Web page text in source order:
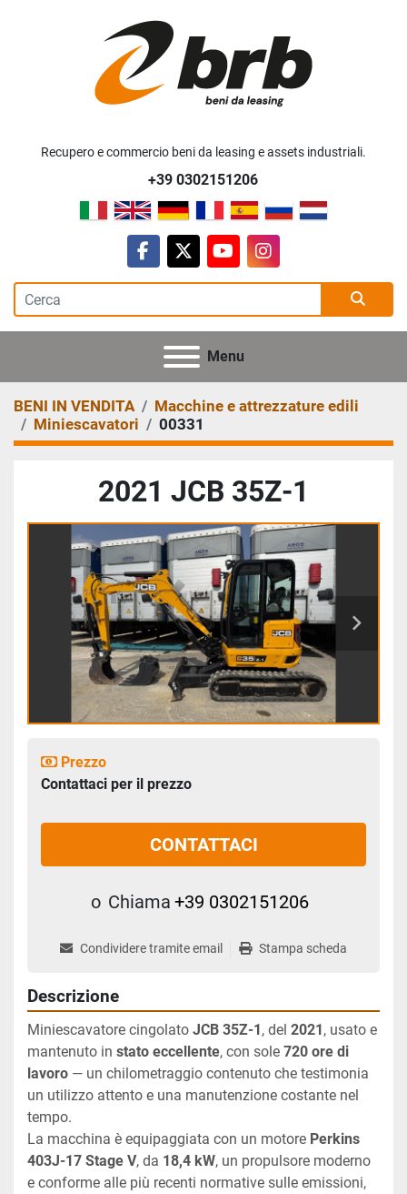
Recupero e commercio beni da leasing e assets industriali.
+39 0302151206
facebook
twitteryoutubeinstagram
Menu
BENI IN VENDITA
Macchine e attrezzature edili
Miniescavatori
00331
2021 JCB 35Z-1
Prezzo
Contattaci per il prezzo
CONTATTACI
o Chiama +39 0302151206
Condividere tramite email Stampa scheda
Descrizione
Miniescavatore cingolato JCB 35Z-1, del 2021, usato e
mantenuto in stato eccellente, con sole 720 ore di
lavoro — un chilometraggio contenuto che testimonia
un utilizzo attento e una manutenzione costante nel
tempo.
La macchina è equipaggiata con un motore Perkins
403J-17 Stage V, da 18,4 kW, un propulsore moderno
e conforme alle più recenti normative sulle emissioni,